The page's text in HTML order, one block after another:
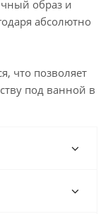
образ и
абсолютно
что позволяет
под ванной в